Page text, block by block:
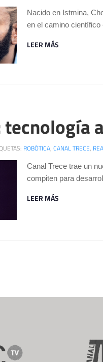
Nacido en Istmina,
en el camino científico
LEER MÁS
ROBÓTICA, CANAL TRECE,
Canal Trece trae un
compiten para
LEER MÁS